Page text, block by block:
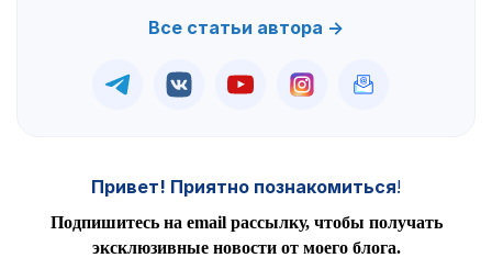
Все статьи автора →
Привет! Приятно познакомиться!
Подпишитесь на email рассылку, чтобы получать
эксклюзивные новости от моего блога.